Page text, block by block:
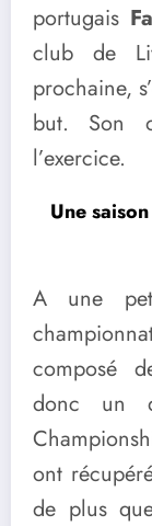
portugais
club de
prochaine,
but. Son
l’exercice.
Une
A une
composé
donc un
ont
de plus